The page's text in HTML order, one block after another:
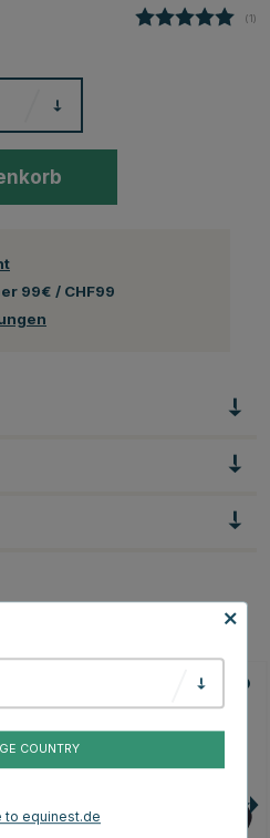
(1)
99€ / CHF99
gefallen könnten
10
COUNTRY
to equinest.de